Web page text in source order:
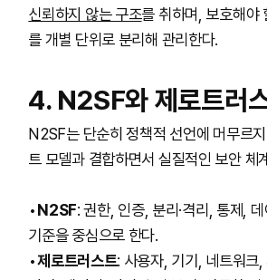
신뢰하지 않는 구조를 취하며, 보호해야
를 개별 단위로 분리해 관리한다.
4. N2SF와 제로트러
N2SF는 단순히 정책적 선언에 머무르
트 모델과 결합하면서 실질적인 보안 체
N2SF: 권한, 인증, 분리·격리, 통제,
기준을 중심으로 한다.
제로트러스트: 사용자, 기기, 네트워크,